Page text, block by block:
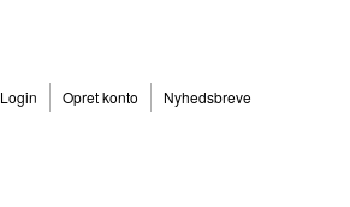
Login Opret konto Nyhedsbreve